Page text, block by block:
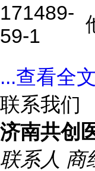
171489-
59-1
...查看全
联系我们
济南共创
联系人 商